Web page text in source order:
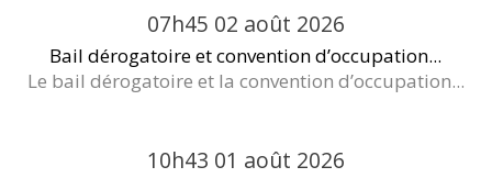
07h45 02 août 2026
Bail dérogatoire et convention d’occupation...
Le bail dérogatoire et la convention d’occupation...
10h43 01 août 2026